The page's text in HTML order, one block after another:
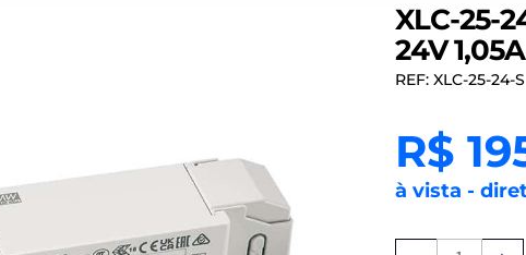
XLC-25-
24V
REF: XLC-25-24-S
R$
à vista -